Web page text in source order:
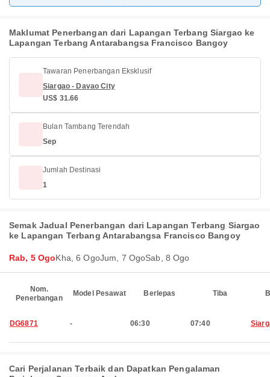
Maklumat Penerbangan dari Lapangan Terbang Siargao ke
Lapangan Terbang Antarabangsa Francisco Bangoy
Tawaran Penerbangan Eksklusif
Siargao - Davao City
US$ 31.66
Bulan Tambang Terendah
Sep
Jumlah Destinasi
1
Semak Jadual Penerbangan dari Lapangan Terbang Siargao
ke Lapangan Terbang Antarabangsa Francisco Bangoy
Rab, 5 OgoKha, 6 OgoJum, 7 OgoSab, 8 Ogo
Nom.
Penerbangan
Model Pesawat Berlepas Tiba
DG6871 - 06:30 07:40
Cari Perjalanan Terbaik dan Dapatkan Pengalaman